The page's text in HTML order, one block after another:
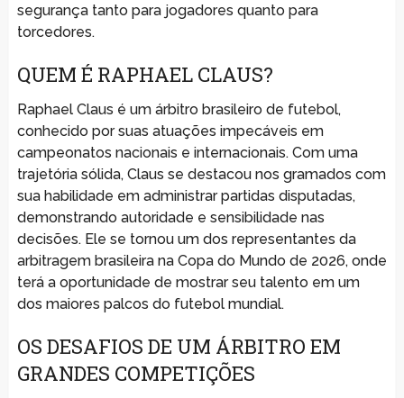
segurança tanto para jogadores quanto para
torcedores.
QUEM É RAPHAEL CLAUS?
Raphael Claus é um árbitro brasileiro de futebol,
conhecido por suas atuações impecáveis em
campeonatos nacionais e internacionais. Com uma
trajetória sólida, Claus se destacou nos gramados com
sua habilidade em administrar partidas disputadas,
demonstrando autoridade e sensibilidade nas
decisões. Ele se tornou um dos representantes da
arbitragem brasileira na Copa do Mundo de 2026, onde
terá a oportunidade de mostrar seu talento em um
dos maiores palcos do futebol mundial.
OS DESAFIOS DE UM ÁRBITRO EM
GRANDES COMPETIÇÕES